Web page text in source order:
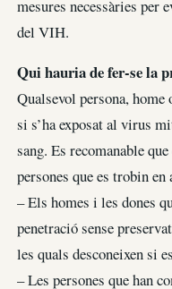
mesures necessàries
del VIH.
Qui hauria de fer-se la
Qualsevol persona,
si s’ha exposat al virus
sang. Es recomanable
persones que es trobin
– Els homes i les dones
penetració sense
les quals desconeixen si
– Les persones que han